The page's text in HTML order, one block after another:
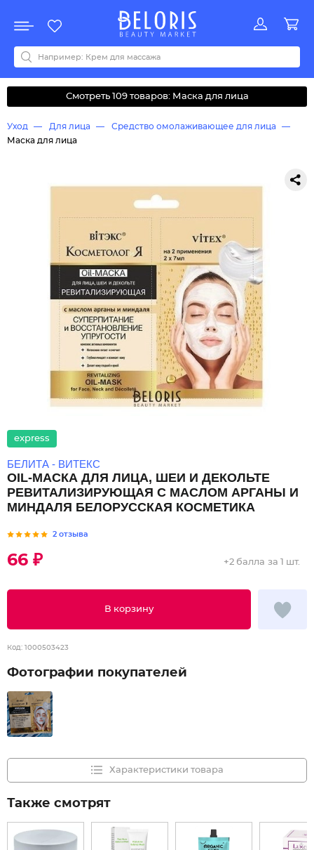
Акции
Все бренды
0-9ABCDEFGHIJKLMNOPQRSTUVWYZАБВДЗИМОКЛНПРСТУФ
Смотреть 109 товаров: Маска для лица
Уход Для лица
Средство омолаживающее для лица
Маска для лица
express
БЕЛИТА - ВИТЕКС
OIL-МАСКА ДЛЯ ЛИЦА, ШЕИ И ДЕКОЛЬТЕ
РЕВИТАЛИЗИРУЮЩАЯ С МАСЛОМ АРГАНЫ И
МИНДАЛЯ БЕЛОРУССКАЯ КОСМЕТИКА
2 отзыва
66 ₽
В корзину
+2 балла за 1 шт.
Код: 1000503423
Фотографии покупателей
Характеристики товара
Также смотрят